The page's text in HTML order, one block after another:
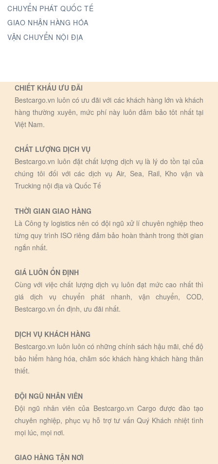
CHUYỂN PHÁT QUỐC TẾ
GIAO NHẬN HÀNG HÓA
VẬN CHUYỂN NỘI ĐỊA
CHIẾT KHẤU ƯU ĐÃI
Bestcargo.vn luôn có ưu đãi với các khách hàng lớn và khách
hàng thường xuyên, mức phí này luôn đảm bảo tôt nhất tại
Việt Nam.
CHẤT LƯỢNG DỊCH VỤ
Bestcargo.vn luôn đặt chất lượng dịch vụ là lý do tồn tại của
chúng tôi đối với các dịch vụ Air, Sea, Rail, Kho vận và
Trucking nội địa và Quốc Tế
THỜI GIAN GIAO HÀNG
Là Công ty logistics nên có đội ngũ xử lí chuyên nghiệp theo
từng quy trình ISO riêng đảm bảo hoàn thành trong thời gian
ngắn nhất.
GIÁ LUÔN ỔN ĐỊNH
Cùng với việc chất lượng dịch vụ luôn đạt mức cao nhất thì
giá dịch vụ chuyển phát nhanh, vận chuyển, COD,
Bestcargo.vn ổn định, ưu đãi nhất.
DỊCH VỤ KHÁCH HÀNG
Bestcargo.vn luôn luôn có những chính sách hậu mãi, chế độ
bảo hiểm hàng hóa, chăm sóc khách hàng khách hàng thân
thiết.
ĐỘI NGŨ NHÂN VIÊN
Đội ngũ nhân viên của Bestcargo.vn Cargo được đào tạo
chuyên nghiệp, phục vụ hỗ trợ tư vấn Quý Khách nhiệt tình
mọi lúc, mọi nơi.
GIAO HÀNG TẬN NƠI